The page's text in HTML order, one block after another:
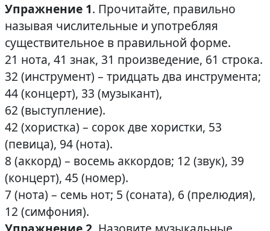
Упражнение 1. Прочитайте, правильно
называя числительные и употребляя
существительное в правильной форме.
21 нота, 41 знак, 31 произведение, 61 строка.
32 (инструмент) – тридцать два инструмента;
44 (концерт), 33 (музыкант),
62 (выступление).
42 (хористка) – сорок две хористки, 53
(певица), 94 (нота).
8 (аккорд) – восемь аккордов; 12 (звук), 39
(концерт), 45 (номер).
7 (нота) – семь нот; 5 (соната), 6 (прелюдия),
12 (симфония).